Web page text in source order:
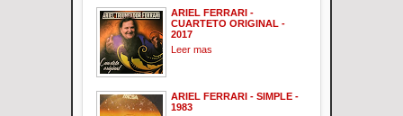
ARIEL FERRARI -
CUARTETO ORIGINAL -
2017
Leer mas
ARIEL FERRARI - SIMPLE -
1983